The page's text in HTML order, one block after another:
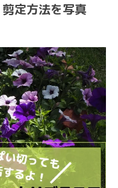
定方法を写真